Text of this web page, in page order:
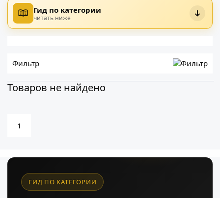
Гид по категории
читать ниже
Фильтр
Товаров не найдено
1
ГИД ПО КАТЕГОРИИ